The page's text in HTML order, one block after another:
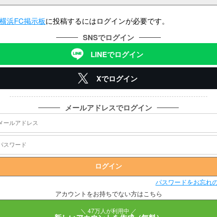
浜FC掲示板に投稿するにはログインが必要です。
SNSでログイン
LINEでログイン
Xでログイン
メールアドレスでログイン
パスワードをお忘れ
アカウントをお持ちでない方はこちら
＼ 47万人が利用中 ／